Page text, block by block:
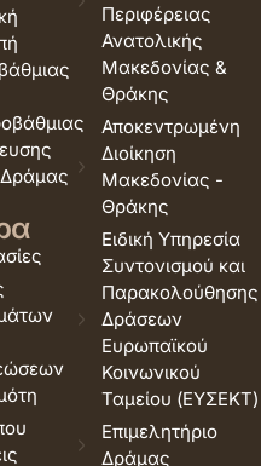
Περιφέρειας
Ανατολικής
Μακεδονίας &
Θράκης
Αποκεντρωμένη
Διοίκηση
Μακεδονίας -
Θράκης
Ειδική Υπηρεσία
Συντονισμού και
Παρακολούθησης
Δράσεων
Ευρωπαϊκού
Κοινωνικού
Ταμείου (ΕΥΣΕΚΤ)
Επιμελητήριο
Δράμας